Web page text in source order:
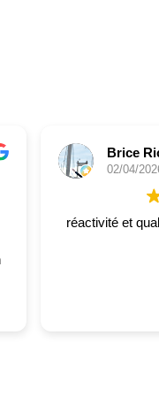
Brice
02/04/
réactivité et